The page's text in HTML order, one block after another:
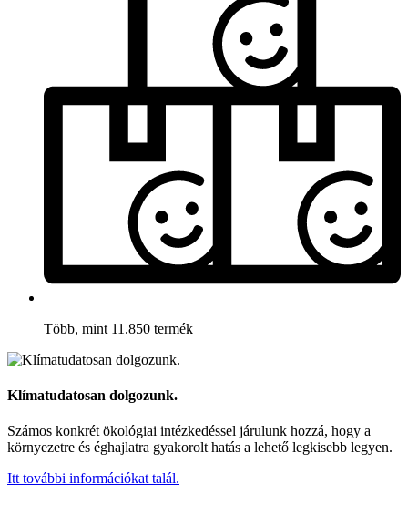
Több, mint 11.850 termék
Klímatudatosan dolgozunk.
Számos konkrét ökológiai intézkedéssel járulunk hozzá, hogy a
környezetre és éghajlatra gyakorolt hatás a lehető legkisebb legyen.
Itt további információkat talál.